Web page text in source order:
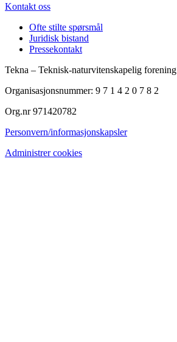
Kontakt oss
Ofte stilte spørsmål
Juridisk bistand
Pressekontakt
Tekna – Teknisk-naturvitenskapelig forening
Organisasjonsnummer: 9 7 1 4 2 0 7 8 2
Org.nr 971420782
Personvern/informasjonskapsler
Administrer cookies